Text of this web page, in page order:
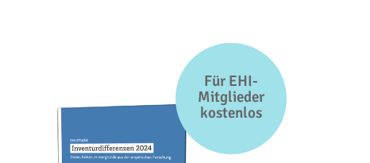
Für EHI-
Mitglieder
kostenlos